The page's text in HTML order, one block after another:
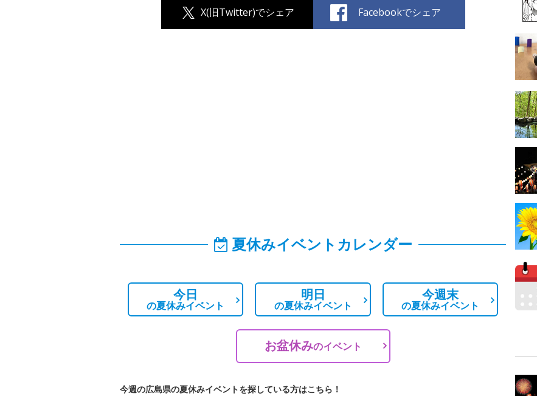
X(旧Twitter)でシェア Facebookでシェア
夏休みイベントカレンダー
今日
の夏休みイベント
明日
の夏休みイベント
今週末
の夏休みイベント
お盆休みのイベント
今週の広島県の夏休みイベントを探している方はこちら！